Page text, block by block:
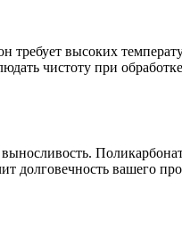
требует высоких
чистоту при
долговечность вашего